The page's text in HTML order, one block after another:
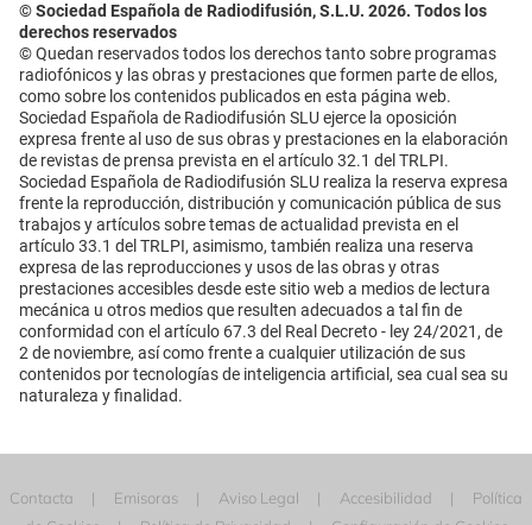
© Sociedad Española de Radiodifusión, S.L.U. 2026. Todos los
derechos reservados
© Quedan reservados todos los derechos tanto sobre programas
radiofónicos y las obras y prestaciones que formen parte de ellos,
como sobre los contenidos publicados en esta página web.
Sociedad Española de Radiodifusión SLU ejerce la oposición
expresa frente al uso de sus obras y prestaciones en la elaboración
de revistas de prensa prevista en el artículo 32.1 del TRLPI.
Sociedad Española de Radiodifusión SLU realiza la reserva expresa
frente la reproducción, distribución y comunicación pública de sus
trabajos y artículos sobre temas de actualidad prevista en el
artículo 33.1 del TRLPI, asimismo, también realiza una reserva
expresa de las reproducciones y usos de las obras y otras
prestaciones accesibles desde este sitio web a medios de lectura
mecánica u otros medios que resulten adecuados a tal fin de
conformidad con el artículo 67.3 del Real Decreto - ley 24/2021, de
2 de noviembre, así como frente a cualquier utilización de sus
contenidos por tecnologías de inteligencia artificial, sea cual sea su
naturaleza y finalidad.
Contacta Emisoras Aviso Legal Accesibilidad
Política